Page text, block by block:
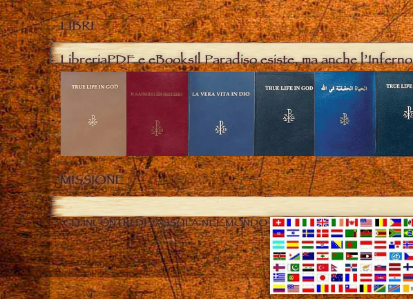
LIBRI
LibreriaPDF e eBooksIl Paradiso esiste, ma anche l’Inferno
MISSIONE
GLI INCONTRI DI VASSULA NEL MONDO